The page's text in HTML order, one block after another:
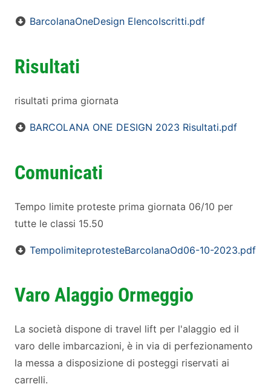
BarcolanaOneDesign ElencoIscritti.pdf
Risultati
risultati prima giornata
BARCOLANA ONE DESIGN 2023 Risultati.pdf
Comunicati
Tempo limite proteste prima giornata 06/10 per
tutte le classi 15.50
TempolimiteprotesteBarcolanaOd06-10-2023.pdf
Varo Alaggio Ormeggio
La società dispone di travel lift per l'alaggio ed il
varo delle imbarcazioni, è in via di perfezionamento
la messa a disposizione di posteggi riservati ai
carrelli.